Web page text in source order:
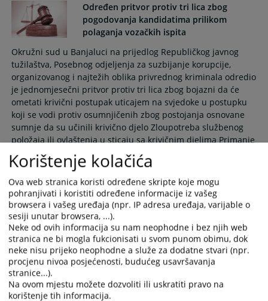
Određen pritvor protiv tri lica zbog
pogodovanja kandidatima prilikom
polaganja vozačkih ispita
Okružni sud u Banjaluci na prijedlog Republičkog javnog
tužilaštva, Posebnog odjeljenja za suzbijanje korupcije,
organizovanog i najtežih oblika privrednog kriminala odredio
je jednomjesečni pritvor protiv tri lica zbog bojazni da će
ometati krivični postupak uticajem na svjedoke u postupku
koji se vodi protiv osumnjičenih zbog postojanja osnovane
sumnje da su učinili krivično djelo Zloupotreba službenog
položaja ili ovlaštenja u sticaju sa krivičnim djelima Primanje
mita i Trgovina uticajem.
08.06.2026.
Određen pritvor protiv osam lica
Okružni sud u Banjaluci, Posebno odjeljenje za suzbijanje
korupcije, organizovanog i najtežih oblika privrednog
kriminala, na prijedlog Republičkog javnog tužilaštva,
Posebnog odjeljenja za suzbijanje korupcije, organizovanog i
najtežih oblika privrednog kriminala odredio je
Korištenje kolačića
Ova web stranica koristi određene skripte koje mogu
pohranjivati i koristiti određene informacije iz vašeg
browsera i vašeg uređaja (npr. IP adresa uređaja, varijable o
sesiji unutar browsera, ...).
Neke od ovih informacija su nam neophodne i bez njih web
stranica ne bi mogla fukcionisati u svom punom obimu, dok
neke nisu prijeko neophodne a služe za dodatne stvari (npr.
procjenu nivoa posjećenosti, budućeg usavršavanja
stranice...).
Na ovom mjestu možete dozvoliti ili uskratiti pravo na
korištenje tih informacija.